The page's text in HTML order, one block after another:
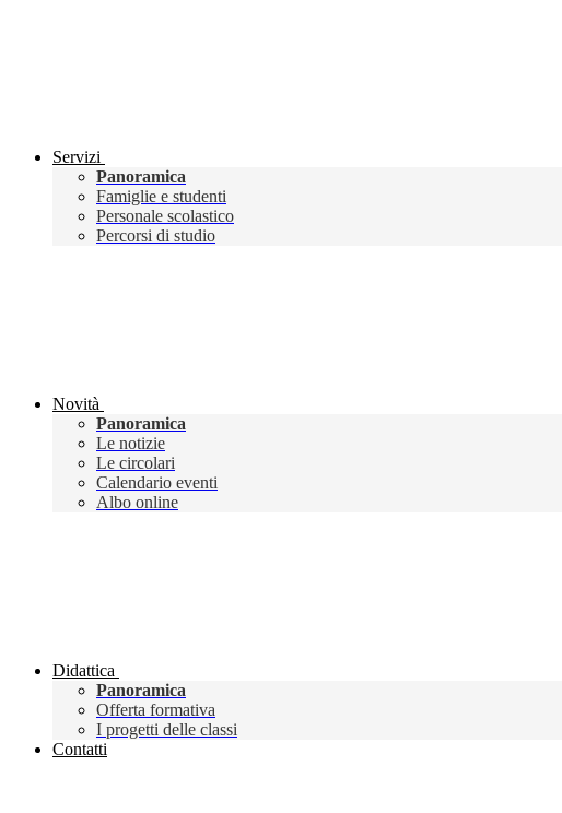
Servizi
Panoramica
Famiglie e studenti
Personale scolastico
Percorsi di studio
Novità
Panoramica
Le notizie
Le circolari
Calendario eventi
Albo online
Didattica
Panoramica
Offerta formativa
I progetti delle classi
Contatti